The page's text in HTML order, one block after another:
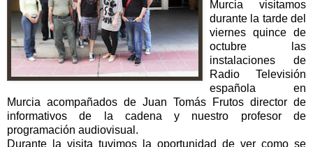
Murcia visitamos
durante la tarde del
viernes quince de
octubre las
instalaciones de
Radio Televisión
española en
Murcia acompañados de Juan Tomás Frutos director de
informativos de la cadena y nuestro profesor de
programación audiovisual.
Durante la visita tuvimos la oportunidad de ver como se